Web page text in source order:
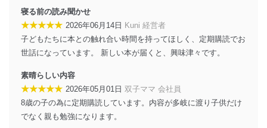
アクセス者の識別と認証
機器に標準装備されているユーザー制御機能（ユ
ーザーアカウント制御）により、個人情報データ
ベース等を取り扱う情報システムを使用する従業
外部からの不正アクセス等の防止
個人データを取り扱う機器等のオペレーティング
システムを最新の状態に保持しています。
個人データを取り扱う機器等にセキュリティ対策
寝る前の読み聞かせ
★★★★★ 2026年06月14日 Kuni 経営者
子どもたちに本との触れ合い時間を持ってほしく、定期購読でお
世話になっています。 新しい本が届くと、興味津々です。
素晴らしい内容
★★★★★ 2026年05月01日 双子ママ 会社員
8歳の子の為に定期購読しています。内容が多岐に渡り子供だけ
でなく親も勉強になります。